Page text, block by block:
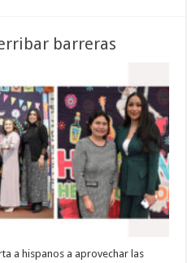
barreras
a hispanos a aprovechar las